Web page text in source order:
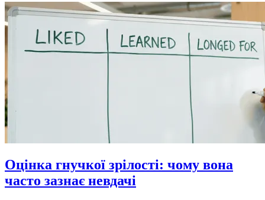
Оцінка гнучкої зрілості: чому вона
часто зазнає невдачі